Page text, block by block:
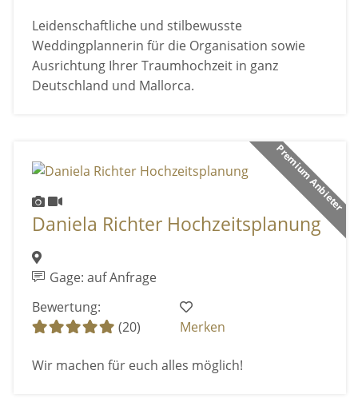
Leidenschaftliche und stilbewusste
Weddingplannerin für die Organisation sowie
Ausrichtung Ihrer Traumhochzeit in ganz
Deutschland und Mallorca.
Premium Anbieter
Daniela Richter Hochzeitsplanung
Gage: auf Anfrage
Bewertung:
(20)
Merken
Wir machen für euch alles möglich!